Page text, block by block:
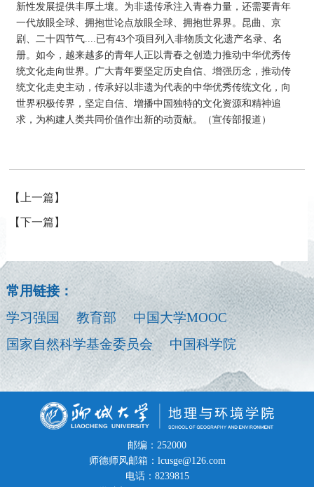
新性发展提供丰厚土壤。为非遗传承注入青春力量，还需要青年
一代放眼全球、拥抱世论点放眼全球、拥抱世界界。昆曲、京
剧、二十四节气....已有43个项目列入非物质文化遗产名录、名
册。如今，越来越多的青年人正以青春之创造力推动中华优秀传
统文化走向世界。广大青年要坚定历史自信、增强历念，推动传
统文化走史主动，传承好以非遗为代表的中华优秀传统文化，向
世界积极传界，坚定自信、增播中国独特的文化资源和精神追
求，为构建人类共同价值作出新的动贡献。（宣传部报道）
【上一篇】
【下一篇】
常用链接：
学习强国
教育部
中国大学MOOC
国家自然科学基金委员会
中国科学院
邮编：252000
师德师风邮箱：lcusge@126.com
电话：8239815